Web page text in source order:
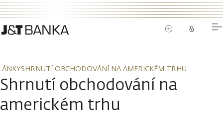
SHRNUTÍ OBCHODOVÁNÍ NA AMERICKÉM TRHU
SHRNUTÍ OBCHODOVÁNÍ NA AMERICKÉM TRHU
Shrnutí obchodování na
americkém trhu